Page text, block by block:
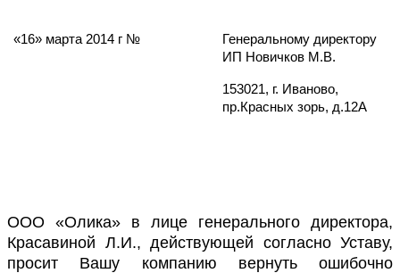
«16» марта 2014 г №
Генеральному директору
ИП Новичков М.В.
153021, г. Иваново,
пр.Красных зорь, д.12А
ООО «Олика» в лице генерального директора,
Красавиной Л.И., действующей согласно Уставу,
просит Вашу компанию вернуть ошибочно